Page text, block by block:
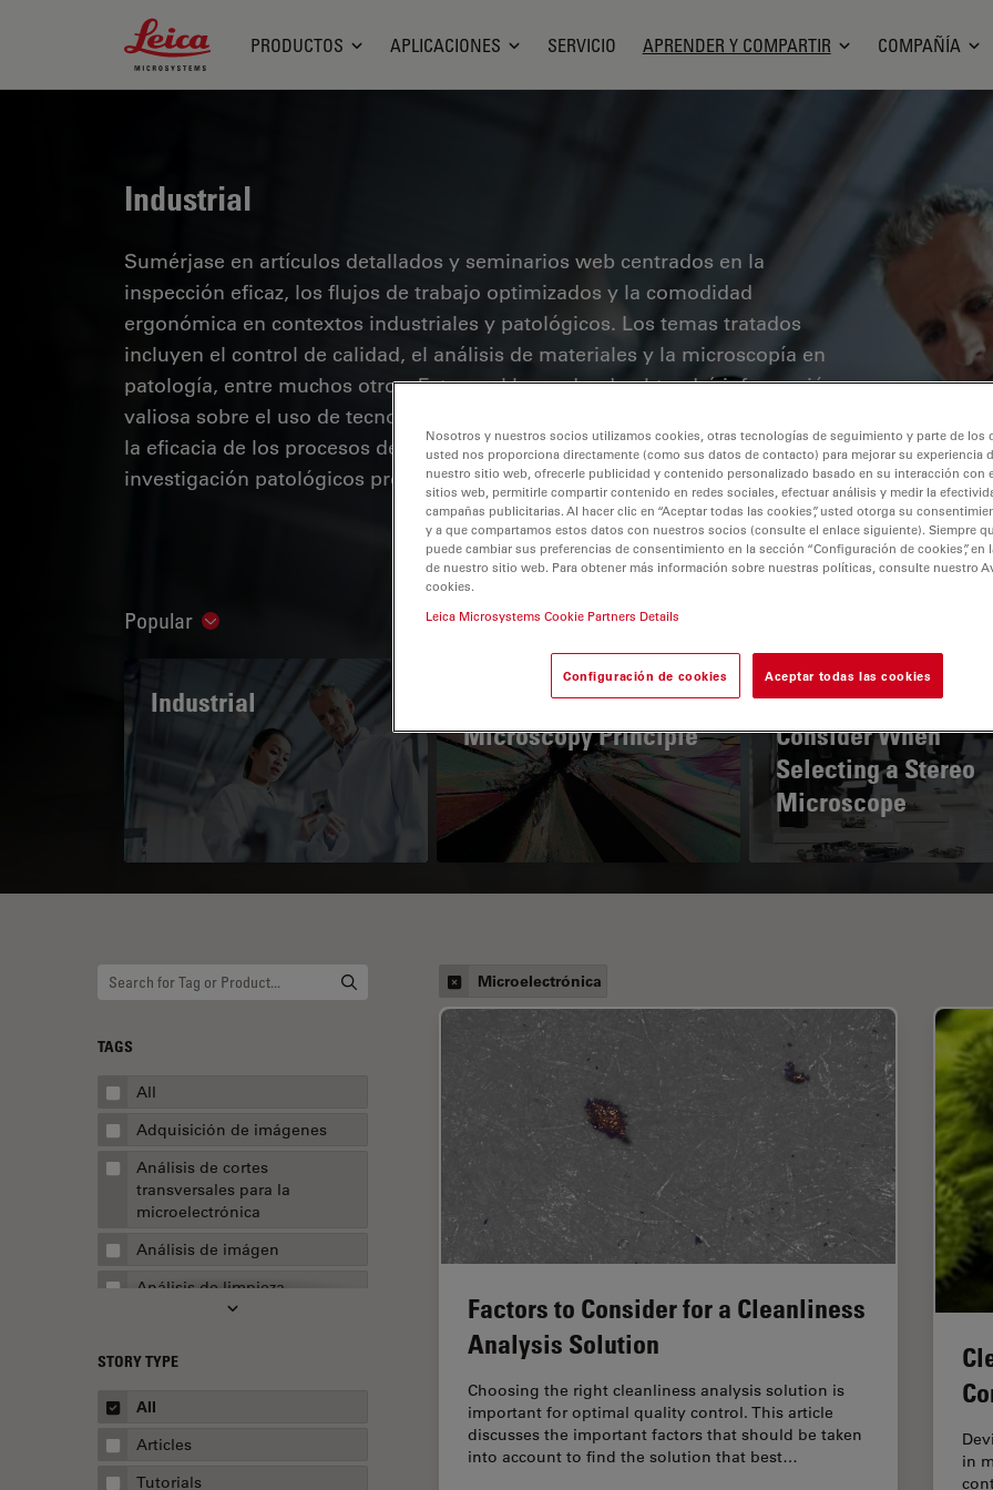
Leica Microsystems Logo
PRODUCTOS APLICACIONES SERVICIO APRENDER Y COMPARTIR COMPAÑÍA
Industrial
Sumérjase en artículos detallados y seminarios web centrados en la
inspección eficaz, los flujos de trabajo optimizados y la comodidad
ergonómica en contextos industriales y patológicos. Los temas tratados
incluyen el control de calidad, el análisis de materiales y la microscopía en
patología, entre muchos otros. Este es el lugar donde obtendrá información
valiosa sobre el uso de tecnologías de vanguardia para mejorar la precisión y
la eficacia de los procesos de fabricación, así como el diagnóstico y la
investigación patológicos precisos.
Popular Show subnavigation
Industrial
The Polarization
Microscopy Principle
Key Factors to
Consider When
Selecting a Stereo
Microscope
TAGS
All
Adquisición de imágenes
Análisis de cortes
transversales para la
microelectrónica
Análisis de imágen
Análisis de limpieza
Apertura numérica
AR Surgery
Automoción y transporte
Biofarmacia
STORY TYPE
All
Articles
Tutorials
Microelectrónica
Factors to Consider for a Cleanliness
Analysis Solution
Choosing the right cleanliness analysis solution is
important for optimal quality control. This article
discusses the important factors that should be taken
into account to find the solution that best…
in
Nosotros y nuestros socios utilizamos cookies, otras tecnologías de seguimiento y parte de los
usted nos proporciona directamente (como sus datos de contacto) para mejorar su experiencia
nuestro sitio web, ofrecerle publicidad y contenido personalizado basado en su interacción con
sitios web, permitirle compartir contenido en redes sociales, efectuar análisis y medir la
campañas publicitarias. Al hacer clic en “Aceptar todas las cookies”, usted otorga su
y a que compartamos estos datos con nuestros socios (consulte el enlace siguiente). Siempre
puede cambiar sus preferencias de consentimiento en la sección “Configuración de cookies”, en
de nuestro sitio web. Para obtener más información sobre nuestras políticas, consulte nuestro
cookies.
Leica Microsystems Cookie Partners Details
Configuración de cookies Aceptar todas las cookies